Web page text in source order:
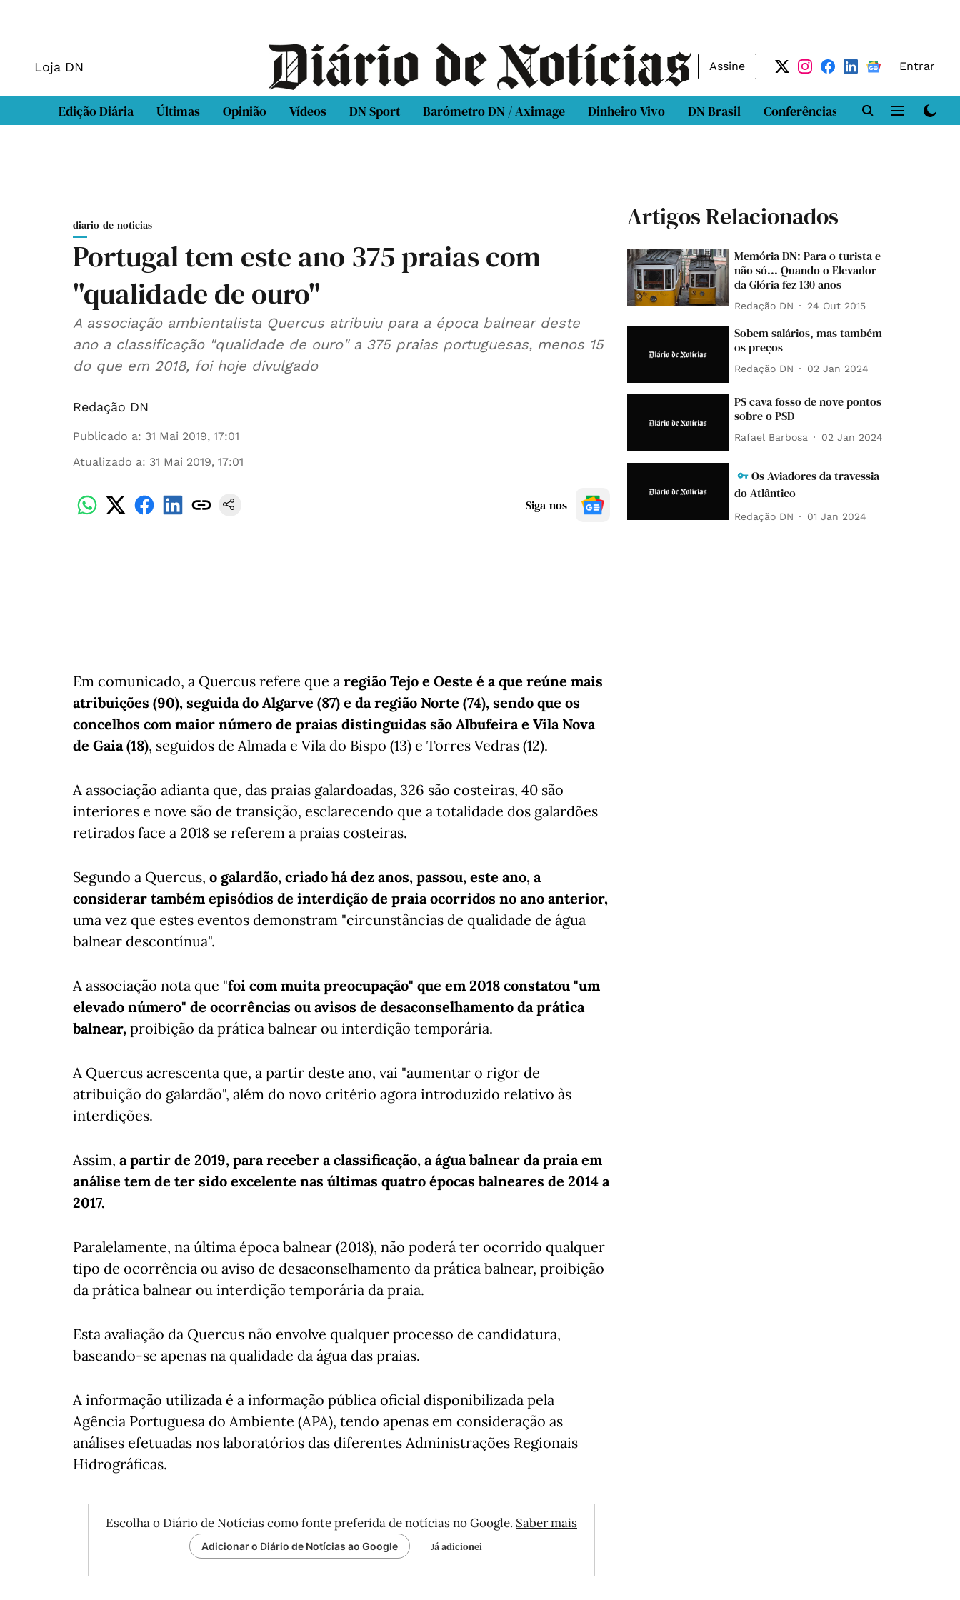
Loja DN Assine Entrar
Edição Diária Últimas Opinião Vídeos DN Sport Barómetro DN / Aximage Dinheiro Vivo DN Brasil Conferências DN LAB
diario-de-noticias
Portugal tem este ano 375 praias com
"qualidade de ouro"
A associação ambientalista Quercus atribuiu para a época balnear deste
ano a classificação "qualidade de ouro" a 375 praias portuguesas, menos 15
do que em 2018, foi hoje divulgado
Redação DN
Publicado a: 31 Mai 2019, 17:01
Atualizado a: 31 Mai 2019, 17:01
Siga-nos
Em comunicado, a Quercus refere que a região Tejo e Oeste é a que reúne mais
atribuições (90), seguida do Algarve (87) e da região Norte (74), sendo que os
concelhos com maior número de praias distinguidas são Albufeira e Vila Nova
de Gaia (18), seguidos de Almada e Vila do Bispo (13) e Torres Vedras (12).
A associação adianta que, das praias galardoadas, 326 são costeiras, 40 são
interiores e nove são de transição, esclarecendo que a totalidade dos galardões
retirados face a 2018 se referem a praias costeiras.
Segundo a Quercus, o galardão, criado há dez anos, passou, este ano, a
considerar também episódios de interdição de praia ocorridos no ano anterior,
uma vez que estes eventos demonstram "circunstâncias de qualidade de água
balnear descontínua".
A associação nota que "foi com muita preocupação" que em 2018 constatou "um
elevado número" de ocorrências ou avisos de desaconselhamento da prática
balnear, proibição da prática balnear ou interdição temporária.
A Quercus acrescenta que, a partir deste ano, vai "aumentar o rigor de
atribuição do galardão", além do novo critério agora introduzido relativo às
interdições.
Assim, a partir de 2019, para receber a classificação, a água balnear da praia em
análise tem de ter sido excelente nas últimas quatro épocas balneares de 2014 a
2017.
Paralelamente, na última época balnear (2018), não poderá ter ocorrido qualquer
tipo de ocorrência ou aviso de desaconselhamento da prática balnear, proibição
da prática balnear ou interdição temporária da praia.
Esta avaliação da Quercus não envolve qualquer processo de candidatura,
baseando-se apenas na qualidade da água das praias.
A informação utilizada é a informação pública oficial disponibilizada pela
Agência Portuguesa do Ambiente (APA), tendo apenas em consideração as
análises efetuadas nos laboratórios das diferentes Administrações Regionais
Hidrográficas.
Escolha o Diário de Notícias como fonte preferida de notícias no Google. Saber mais
Adicionar o Diário de Notícias ao Google Já adicionei
Artigos Relacionados
Memória DN: Para o turista e
não só... Quando o Elevador
da Glória fez 130 anos
Redação DN 24 Out 2015
Sobem salários, mas também
os preços
Redação DN 02 Jan 2024
PS cava fosso de nove pontos
sobre o PSD
Rafael Barbosa 02 Jan 2024
Os Aviadores da travessia
do Atlântico
Redação DN 01 Jan 2024